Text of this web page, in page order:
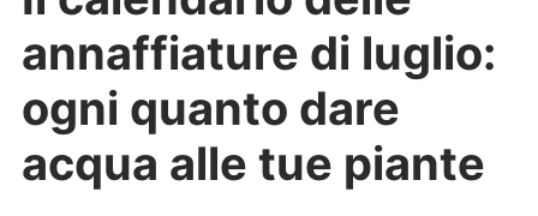
Cinema e TV
Casa & Giardino
Arredamento
Piante e fiori
DIY
Lifestyle
annaffiature di luglio:
ogni quanto dare
acqua alle tue piante